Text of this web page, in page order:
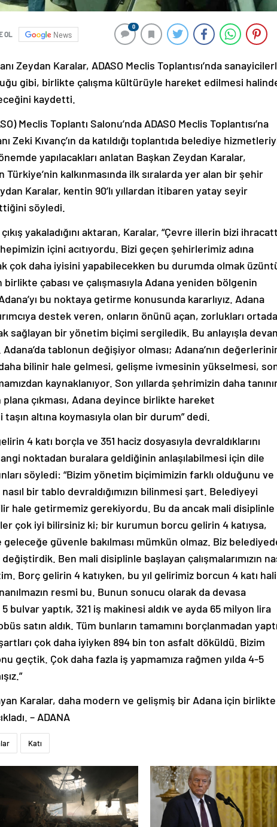
OL News
0
Zeydan Karalar, ADASO Meclis Toplantısı’nda
gibi, birlikte çalışma kültürüyle hareket edilmesi
kaydetti.
Meclis Toplantı Salonu’nda ADASO Meclis Toplantısı’na
Zeki Kıvanç’ın da katıldığı toplantıda belediye
yapılacakları anlatan Başkan Zeydan Karalar,
Türkiye’nin kalkınmasında ilk sıralarda yer alan bir şehir
Karalar, kentin 90’lı yıllardan itibaren yatay seyir
söyledi.
yakaladığını aktaran, Karalar, “Çevre illerin bizi
içini acıtıyordu. Bizi geçen şehirlerimiz adına
çok daha iyisini yapabilecekken bu durumda olmak
çabası ve çalışmasıyla Adana yeniden bölgenin
bu noktaya getirme konusunda kararlıyız. Adana
destek veren, onların önünü açan, zorlukları
sağlayan bir yönetim biçimi sergiledik. Bu anlayışla
tablonun değişiyor olması; Adana’nın
bilinir hale gelmesi, gelişme ivmesinin yükselmesi,
kaynaklanıyor. Son yıllarda şehrimizin daha
çıkması, Adana deyince birlikte hareket
altına koymasıyla olan bir durum” dedi.
4 katı borçla ve 351 haciz dosyasıyla devraldıklarını
noktadan buralara geldiğinin anlaşılabilmesi için dile
söyledi: “Bizim yönetim biçimimizin farklı olduğunu ve
bir tablo devraldığımızın bilinmesi şart. Belediyeyi
hale getirmemiz gerekiyordu. Bu da ancak mali disiplinle
çok iyi bilirsiniz ki; bir kurumun borcu gelirin 4 katıysa,
geleceğe güvenle bakılması mümkün olmaz. Biz
Ben mali disiplinle başlayan çalışmalarımızın
Borç gelirin 4 katıyken, bu yıl gelirimiz borcun 4 katı
resmi bu. Bunun sonucu olarak da devasa
bulvar yaptık, 321 iş makinesi aldık ve ayda 65 milyon lira
satın aldık. Tüm bunların tamamını borçlanmadan
çok daha iyiyken 894 bin ton asfalt döküldü. Bizim
geçtik. Çok daha fazla iş yapmamıza rağmen yılda 4-5
Karalar, daha modern ve gelişmiş bir Adana için birlikte
– ADANA
Katı